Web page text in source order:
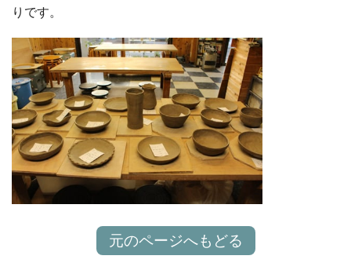
りです。
元のページへもどる